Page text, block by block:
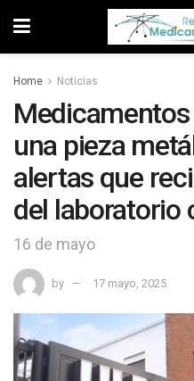
Home Noticias
una pieza
alertas que
del laboratorio
16 de mayo
by 17 mayo, 2025